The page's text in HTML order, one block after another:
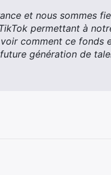
et nous sommes
permettant à
comment ce fonds
génération de